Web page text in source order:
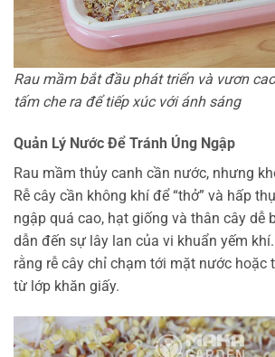
Rau mầm bắt đầu phát triển và vươn
tấm che ra để tiếp xúc với ánh sáng
Quản Lý Nước Để Tránh Úng Ngập
Rau mầm thủy canh cần nước, nhưng
Rễ cây cần không khí để “thở” và hấp
ngập quá cao, hạt giống và thân cây dễ
dẫn đến sự lây lan của vi khuẩn yếm
rằng rễ cây chỉ chạm tới mặt nước hoặc
từ lớp khăn giấy.